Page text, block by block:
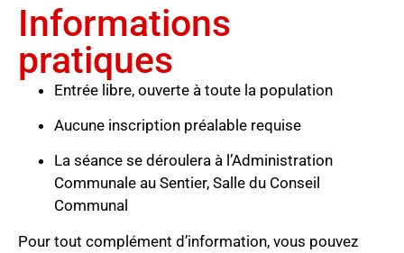
Informations
pratiques
Entrée libre, ouverte à toute la population
Aucune inscription préalable requise
La séance se déroulera à l’Administration
Communale au Sentier, Salle du Conseil
Communal
Pour tout complément d’information, vous pouvez